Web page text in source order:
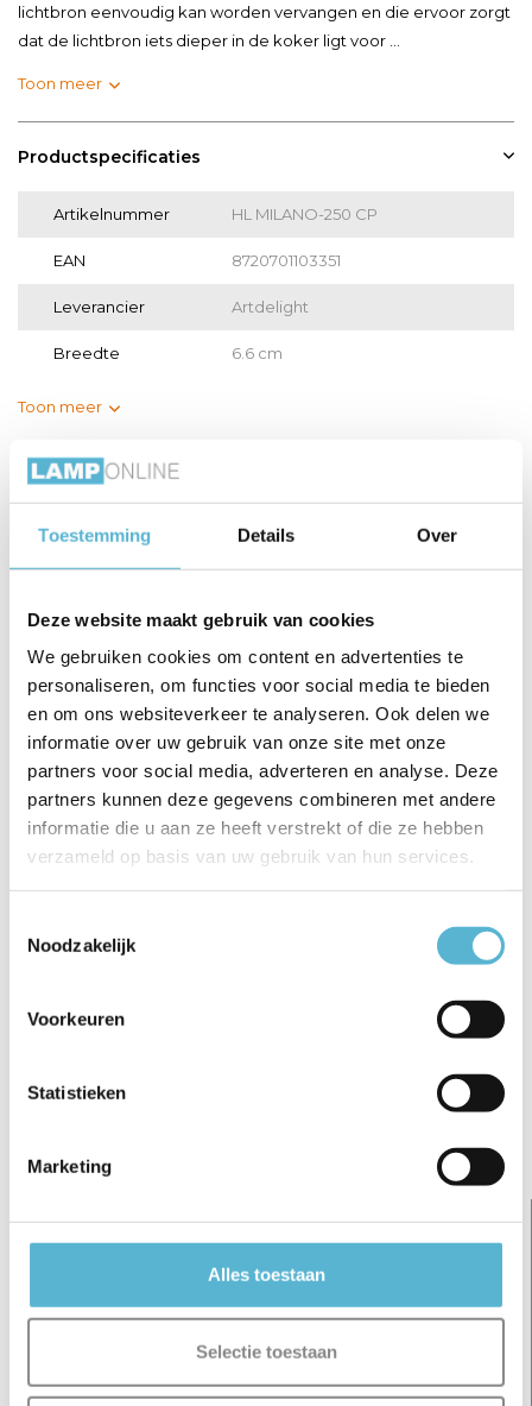
Toestemming Details Over
Deze website maakt gebruik van cookies
We gebruiken cookies om content en advertenties te
personaliseren, om functies voor social media te bieden
en om ons websiteverkeer te analyseren. Ook delen we
informatie over uw gebruik van onze site met onze
partners voor social media, adverteren en analyse. Deze
partners kunnen deze gegevens combineren met andere
informatie die u aan ze heeft verstrekt of die ze hebben
verzameld op basis van uw gebruik van hun services.
Noodzakelijk
Voorkeuren
Statistieken
Marketing
Alles toestaan
Selectie toestaan
lichtbron eenvoudig kan worden vervangen en die ervoor zorgt
dat de lichtbron iets dieper in de koker ligt voor ...
Toon meer
Productspecificaties
Artikelnummer HL MILANO-250 CP
EAN 8720701103351
Leverancier Artdelight
Breedte 6.6 cm
Toon meer
Vergelijk
Gerelateerde artikelen:
3,8 W...
€5,95
2,6 W...
€6,95
GU10 400...
€32,50
Reviews
Schrijf je eigen review
Gerelateerde artikelen: